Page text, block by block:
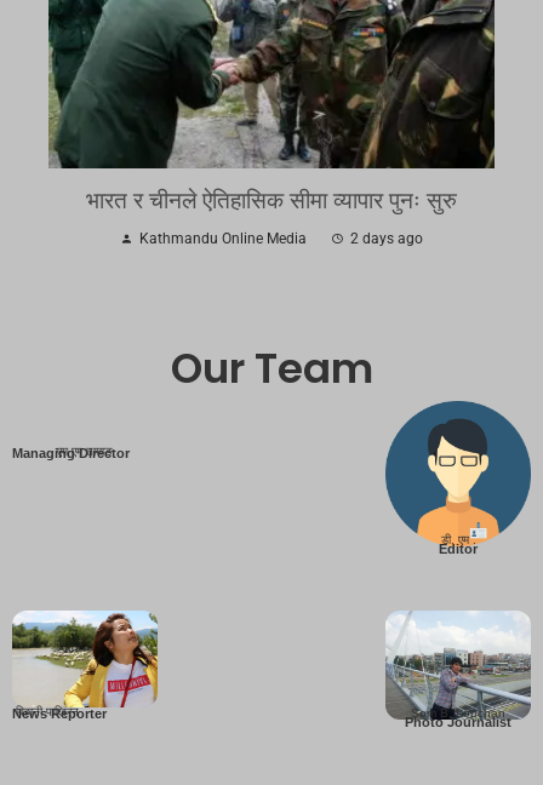
भारत र चीनले ऐतिहासिक सीमा व्यापार पुनः सुरु
Kathmandu Online Media 2 days ago
Our Team
Managing Director
एम एम तामाङ
Editor
डी. एम .
News Reporter
बिहानी पाख्रिन
Photo Journalist
Som B. Lopchan